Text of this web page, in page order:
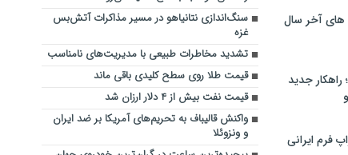
های آخر سال
جدید
فرم ایرانی
سنگ‌اندازی نتانیاهو در مسیر مذاکرات آتش‌بس
غزه
تشدید مخاطرات طبیعی با مدیریت‌های نامناسب
قیمت طلا روی سطح کلیدی باقی ماند
قیمت نفت بیش از ۴ دلار ارزان شد
واکنش قالیباف به تحریم‌های آمریکا بر ضد ایران
و ونزوئلا